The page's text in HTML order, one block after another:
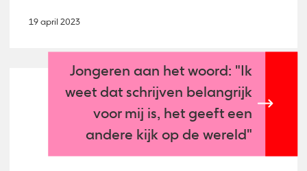
19 april 2023
Jongeren aan het woord: "Ik
weet dat schrijven belangrijk
voor mij is, het geeft een
andere kijk op de wereld"